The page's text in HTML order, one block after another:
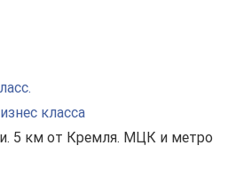
класса
5 км от Кремля. МЦК и метро